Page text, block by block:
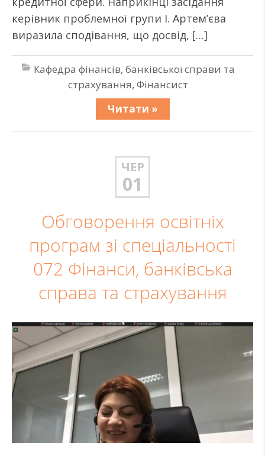
керівник проблемної групи І. Артем’єва
виразила сподівання, що досвід, […]
Кафедра фінансів, банківської справи та
страхування, Фінансист
Читати »
ЧЕР
01
Обговорення освітніх
програм зі спеціальності
072 Фінанси, банківська
справа та страхування